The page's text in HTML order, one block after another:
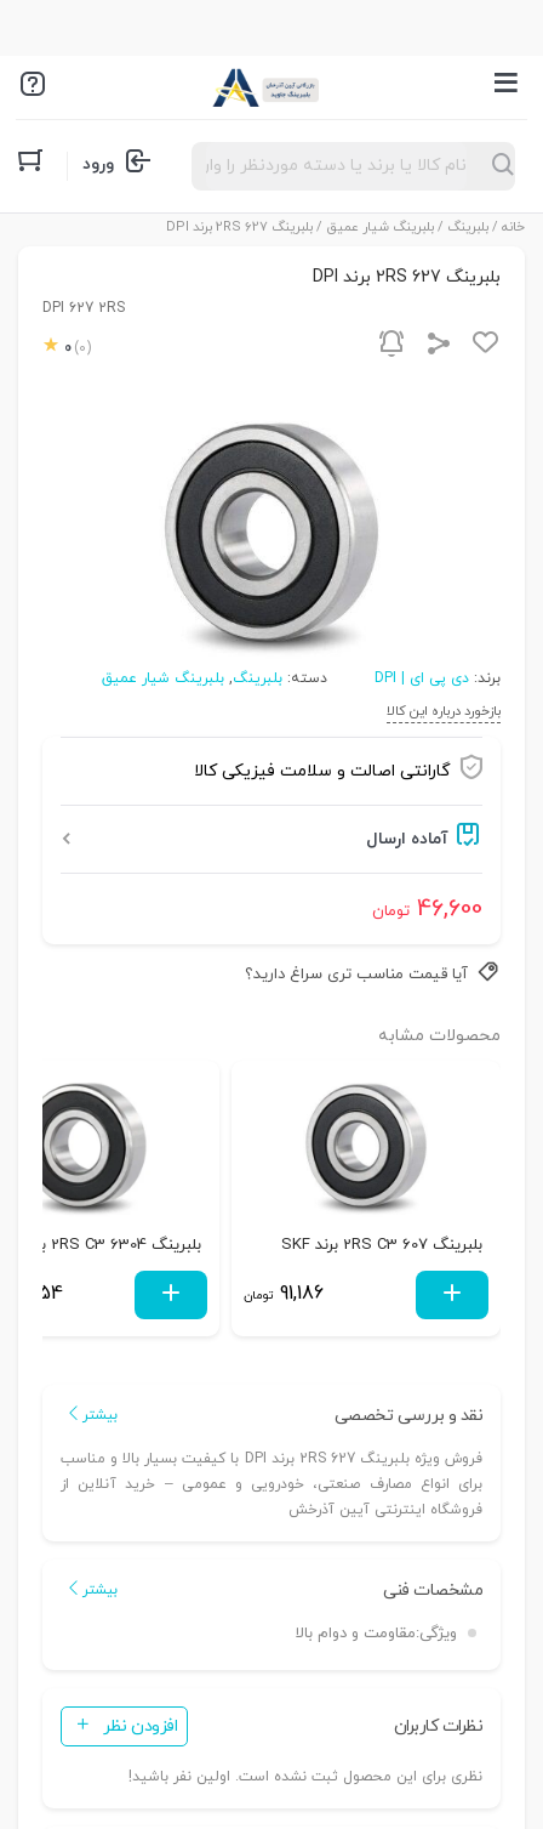
Products
search ورود
خانه /بلبرینگ /بلبرینگ شیار عمیق / بلبرینگ 627 2RS برند DPI
بلبرینگ 627 2RS برند DPI
DPI 627 2RS
0 (0)
برند: دی پی ای | DPI دسته: بلبرینگ, بلبرینگ شیار عمیق
بازخورد درباره این کالا
گارانتی اصالت و سلامت فیزیکی کالا
آماده ارسال
46,600 تومان
آیا قیمت مناسب تری سراغ دارید؟
محصولات مشابه
بلبرینگ 607 2RS C3 برند SKF
91,186 تومان
بلبرینگ 6304 2RS C3 برند SKF
311,454
نقد و بررسی تخصصی بیشتر
فروش ویژه بلبرینگ 627 2RS برند DPI با کیفیت بسیار بالا و مناسب
برای انواع مصارف صنعتی، خودرویی و عمومی – خرید آنلاین از
فروشگاه اینترنتی آیین آذرخش
مشخصات فنی بیشتر
ویژگی:مقاومت و دوام بالا
نظرات کاربران افزودن نظر
نظری برای این محصول ثبت نشده است. اولین نفر باشید!